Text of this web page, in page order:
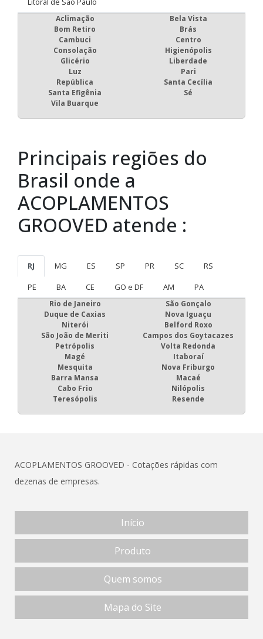
Aclimação
Bela Vista
Bom Retiro
Brás
Cambuci
Centro
Consolação
Higienópolis
Glicério
Liberdade
Luz
Pari
República
Santa Cecília
Santa Efigênia
Sé
Vila Buarque
Principais regiões do
Brasil onde a
ACOPLAMENTOS
GROOVED atende :
RJ MG ES SP PR SC
RS
PE
BA CE GO e DF AM PA
Rio de Janeiro
São Gonçalo
Duque de Caxias
Nova Iguaçu
Niterói
Belford Roxo
São João de Meriti
Campos dos Goytacazes
Petrópolis
Volta Redonda
Magé
Itaboraí
Mesquita
Nova Friburgo
Barra Mansa
Macaé
Cabo Frio
Nilópolis
Teresópolis
Resende
ACOPLAMENTOS GROOVED - Cotações rápidas com
dezenas de empresas.
Início
Produto
Quem somos
Mapa do Site